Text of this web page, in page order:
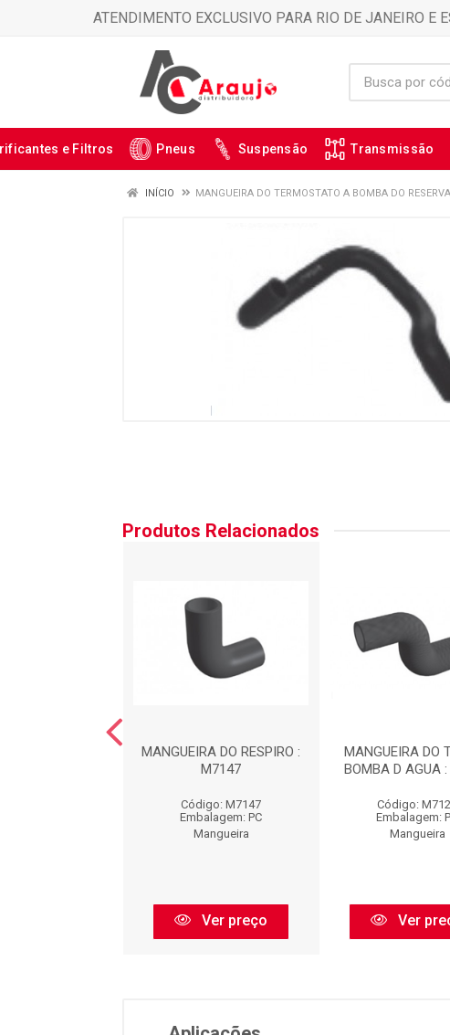
ATENDIMENTO EXCLUSIVO PARA RIO DE JANEIRO E
e Filtros Pneus Suspensão Transmissão
INÍCIO MANGUEIRA DO TERMOSTATO A BOMBA DO
Produtos Relacionados
MANGUEIRA DO RESPIRO :
M7147
Código: M7147
Embalagem: PC
Mangueira
Ver preço
MANGUEIRA DO
BOMBA D AGUA
Código:
Embalagem:
Mangueira
Ver